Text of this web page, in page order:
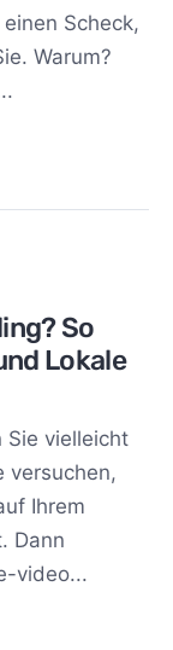
Scheck,
Warum?
So
Lokale
Sie vielleicht
versuchen,
Ihrem
Dann
video...